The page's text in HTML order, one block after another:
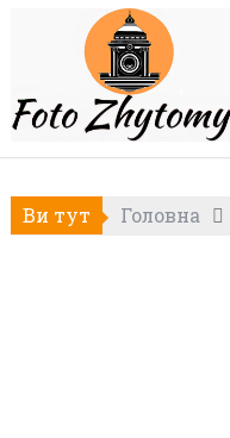
Ви тут Головна